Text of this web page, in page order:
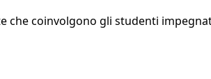
che coinvolgono gli studenti